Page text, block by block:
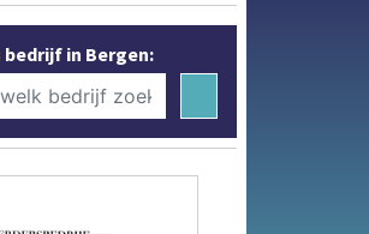
bedrijf in Bergen: